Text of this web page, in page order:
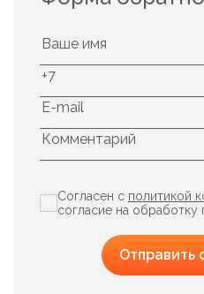
Согласен с политикой
согласие на обработку
Отправить